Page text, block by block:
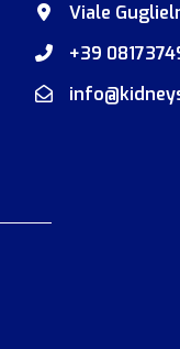
Viale
+39